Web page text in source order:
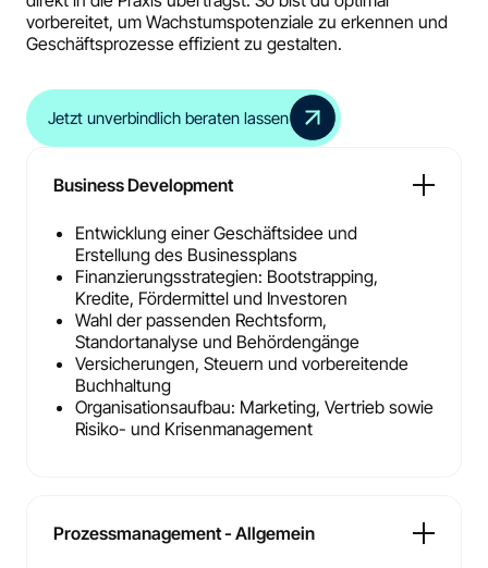
vorbereitet, um Wachstumspotenziale zu erkennen und
Geschäftsprozesse effizient zu gestalten.
Jetzt unverbindlich beraten lassen
Business Development
Entwicklung einer Geschäftsidee und
Erstellung des Businessplans
Finanzierungsstrategien: Bootstrapping,
Kredite, Fördermittel und Investoren
Wahl der passenden Rechtsform,
Standortanalyse und Behördengänge
Versicherungen, Steuern und vorbereitende
Buchhaltung
Organisationsaufbau: Marketing, Vertrieb sowie
Risiko- und Krisenmanagement
Prozessmanagement - Allgemein